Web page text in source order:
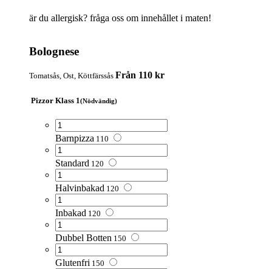
är du allergisk? fråga oss om innehållet i maten!
Bolognese
Tomatsås, Ost, Köttfärssås Från 110 kr
Pizzor Klass 1(Nödvändig)
Barnpizza 110
Standard 120
Halvinbakad 120
Inbakad 120
Dubbel Botten 150
Glutenfri 150